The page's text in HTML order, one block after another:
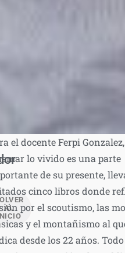
AL
el docente Ferpi Gonzalez,
lo vivido es una parte
de su presente,
cinco libros donde
por el scoutismo, las
y el montañismo al
desde los 22 años.